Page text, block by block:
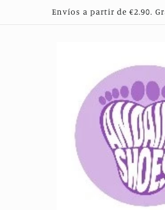
Envíos a partir de €2.90.